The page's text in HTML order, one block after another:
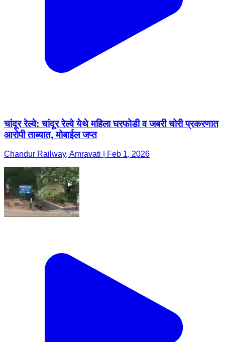
चांदूर रेल्वे: चांदूर रेल्वे येथे महिला घरफोडी व जबरी चोरी प्रकरणात
आरोपी ताब्यात, मोबाईल जप्त
Chandur Railway, Amravati | Feb 1, 2026